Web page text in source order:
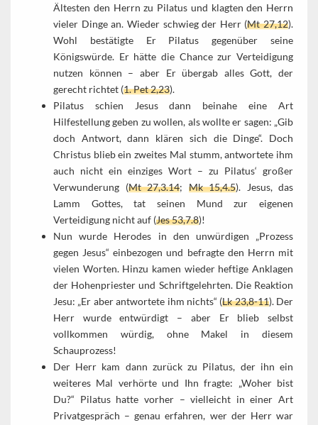
Ältesten den Herrn zu Pilatus und klagten den Herrn
vieler Dinge an. Wieder schwieg der Herr (Mt 27,12).
Wohl bestätigte Er Pilatus gegenüber seine
Königswürde. Er hätte die Chance zur Verteidigung
nutzen können – aber Er übergab alles Gott, der
gerecht richtet (1. Pet 2,23).
Pilatus schien Jesus dann beinahe eine Art
Hilfestellung geben zu wollen, als wollte er sagen: „Gib
doch Antwort, dann klären sich die Dinge“. Doch
Christus blieb ein zweites Mal stumm, antwortete ihm
auch nicht ein einziges Wort – zu Pilatus‘ großer
Verwunderung (Mt 27,3.14; Mk 15,4.5). Jesus, das
Lamm Gottes, tat seinen Mund zur eigenen
Verteidigung nicht auf (Jes 53,7.8)!
Nun wurde Herodes in den unwürdigen „Prozess
gegen Jesus“ einbezogen und befragte den Herrn mit
vielen Worten. Hinzu kamen wieder heftige Anklagen
der Hohenpriester und Schriftgelehrten. Die Reaktion
Jesu: „Er aber antwortete ihm nichts“ (Lk 23,8-11). Der
Herr wurde entwürdigt – aber Er blieb selbst
vollkommen würdig, ohne Makel in diesem
Schauprozess!
Der Herr kam dann zurück zu Pilatus, der ihn ein
weiteres Mal verhörte und Ihn fragte: „Woher bist
Du?“ Pilatus hatte vorher – vielleicht in einer Art
Privatgespräch – genau erfahren, wer der Herr war